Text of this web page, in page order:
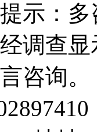
示：
调查
咨询。